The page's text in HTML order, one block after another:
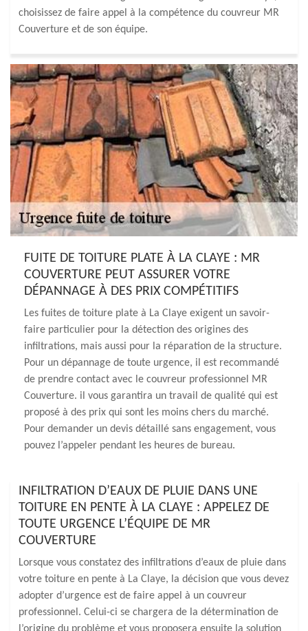
choisissez de faire appel à la compétence du couvreur MR
Couverture et de son équipe.
FUITE DE TOITURE PLATE À LA CLAYE : MR
COUVERTURE PEUT ASSURER VOTRE
DÉPANNAGE À DES PRIX COMPÉTITIFS
Les fuites de toiture plate à La Claye exigent un savoir-
faire particulier pour la détection des origines des
infiltrations, mais aussi pour la réparation de la structure.
Pour un dépannage de toute urgence, il est recommandé
de prendre contact avec le couvreur professionnel MR
Couverture. il vous garantira un travail de qualité qui est
proposé à des prix qui sont les moins chers du marché.
Pour demander un devis détaillé sans engagement, vous
pouvez l’appeler pendant les heures de bureau.
INFILTRATION D’EAUX DE PLUIE DANS UNE
TOITURE EN PENTE À LA CLAYE : APPELEZ DE
TOUTE URGENCE L’ÉQUIPE DE MR
COUVERTURE
Lorsque vous constatez des infiltrations d’eaux de pluie dans
votre toiture en pente à La Claye, la décision que vous devez
adopter d’urgence est de faire appel à un couvreur
professionnel. Celui-ci se chargera de la détermination de